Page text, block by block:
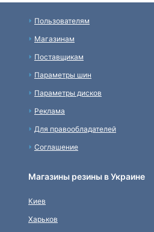
Пользователям
Магазинам
Поставщикам
Параметры шин
Параметры дисков
Реклама
Для правообладателей
Соглашение
Магазины резины в Украине
Киев
Харьков